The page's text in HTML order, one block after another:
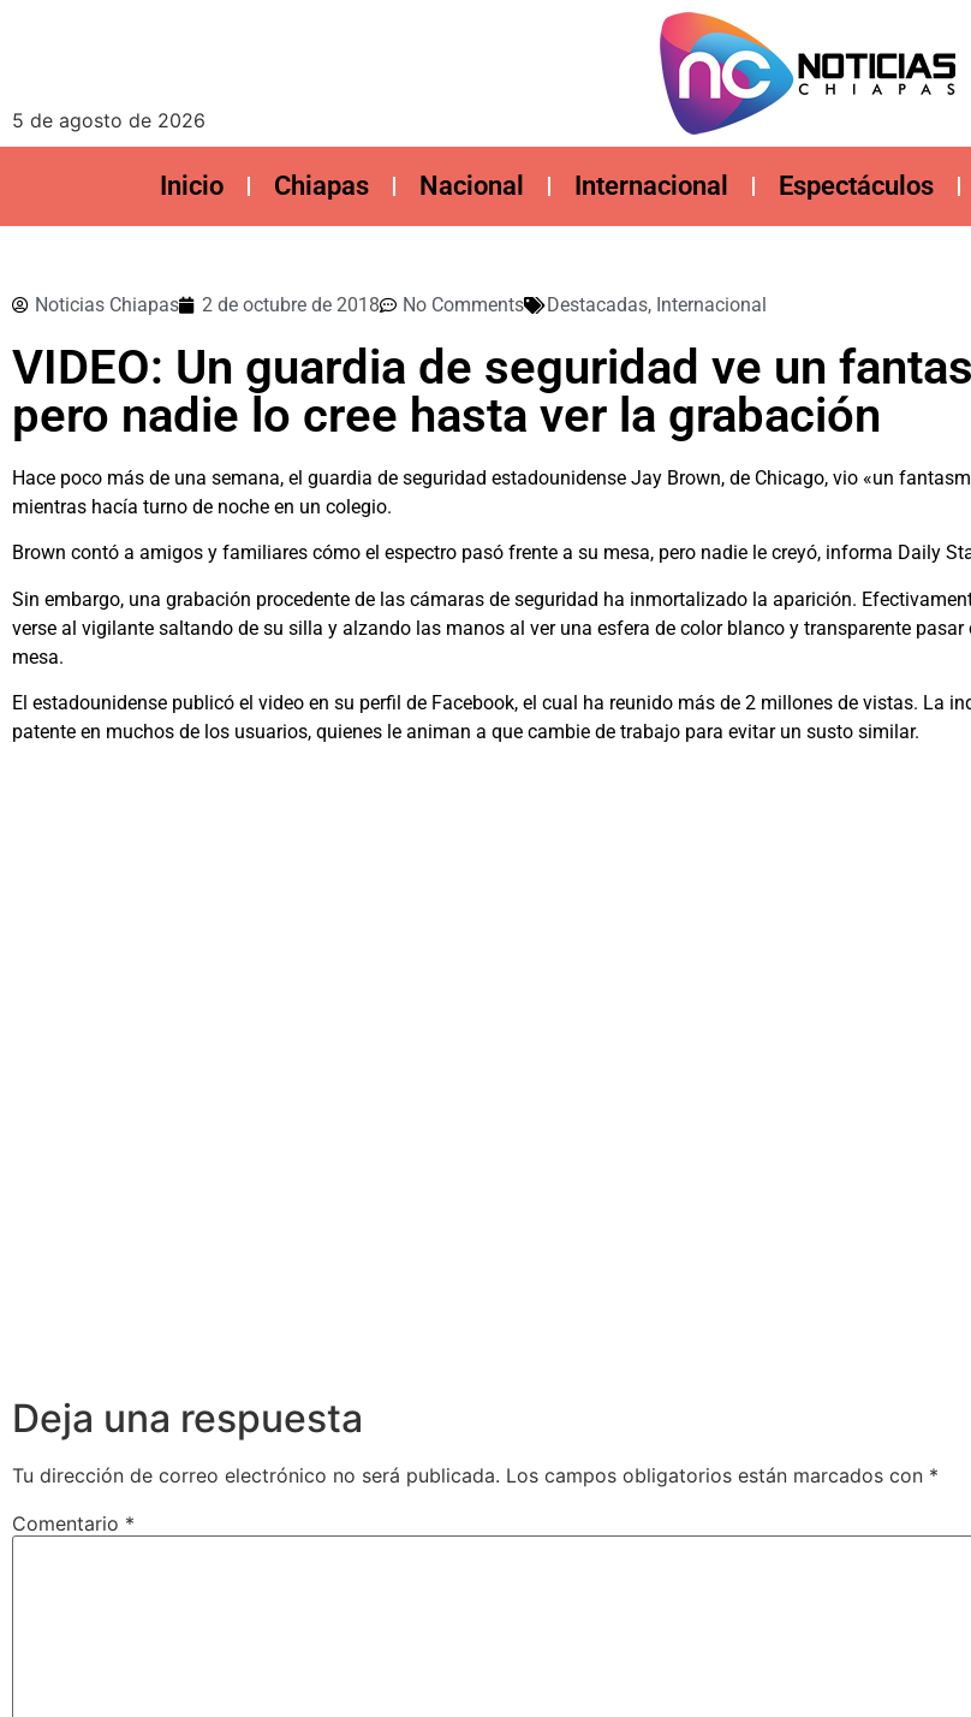
5 de agosto de 2026
Inicio Chiapas Nacional Internacional Espectáculos
Noticias Chiapas 2 de octubre de 2018 No Comments Destacadas, Internacional
VIDEO: Un guardia de seguridad ve un
pero nadie lo cree hasta ver la grabación
Hace poco más de una semana, el guardia de seguridad estadounidense Jay Brown, de Chicago, vio «un
mientras hacía turno de noche en un colegio.
Brown contó a amigos y familiares cómo el espectro pasó frente a su mesa, pero nadie le creyó, informa Daily
Sin embargo, una grabación procedente de las cámaras de seguridad ha inmortalizado la aparición.
verse al vigilante saltando de su silla y alzando las manos al ver una esfera de color blanco y transparente pasar
mesa.
El estadounidense publicó el video en su perfil de Facebook, el cual ha reunido más de 2 millones de vistas. La
patente en muchos de los usuarios, quienes le animan a que cambie de trabajo para evitar un susto similar.
Deja una respuesta
Tu dirección de correo electrónico no será publicada. Los campos obligatorios están marcados con *
Comentario *